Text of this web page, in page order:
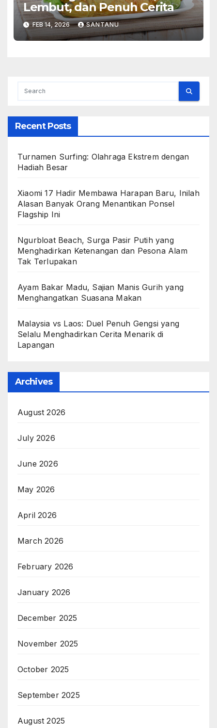
Lembut, dan Penuh Cerita
FEB 14, 2026 SANTANU
Recent Posts
Turnamen Surfing: Olahraga Ekstrem dengan
Hadiah Besar
Xiaomi 17 Hadir Membawa Harapan Baru, Inilah
Alasan Banyak Orang Menantikan Ponsel
Flagship Ini
Ngurbloat Beach, Surga Pasir Putih yang
Menghadirkan Ketenangan dan Pesona Alam
Tak Terlupakan
Ayam Bakar Madu, Sajian Manis Gurih yang
Menghangatkan Suasana Makan
Malaysia vs Laos: Duel Penuh Gengsi yang
Selalu Menghadirkan Cerita Menarik di
Lapangan
Archives
August 2026
July 2026
June 2026
May 2026
April 2026
March 2026
February 2026
January 2026
December 2025
November 2025
October 2025
September 2025
August 2025